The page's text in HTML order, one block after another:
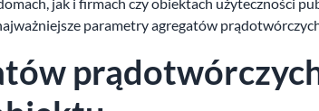
parametry agregatów